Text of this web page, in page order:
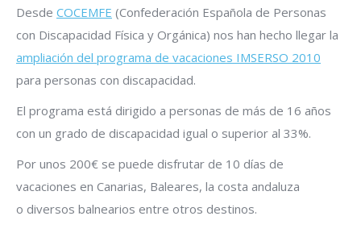
Desde COCEMFE (Confederación Española de Personas
con Discapacidad Física y Orgánica) nos han hecho llegar la
ampliación del programa de vacaciones IMSERSO 2010
para personas con discapacidad.
El programa está dirigido a personas de más de 16 años
con un grado de discapacidad igual o superior al 33%.
Por unos 200€ se puede disfrutar de 10 días de
vacaciones en Canarias, Baleares, la costa andaluza
o diversos balnearios entre otros destinos.